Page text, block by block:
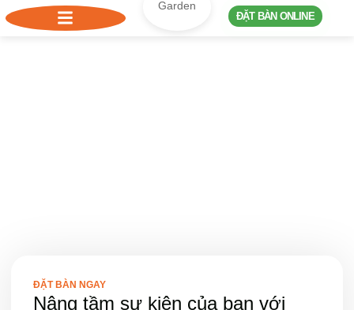
ĐẶT BÀN ONLINE
ĐẶT BÀN NGAY
Nâng tầm sự kiện của bạn với